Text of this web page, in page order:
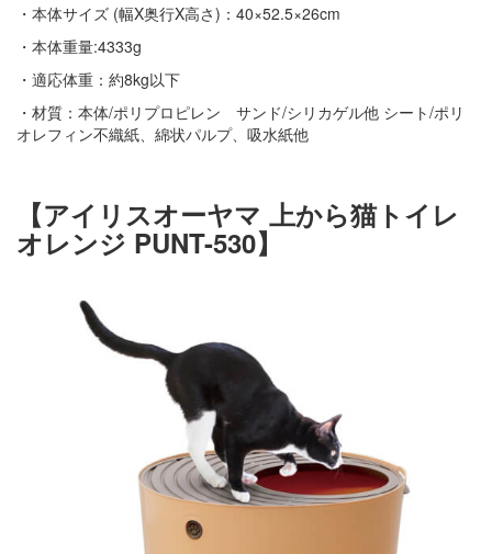
・本体サイズ (幅X奥行X高さ)：40×52.5×26cm
・本体重量:4333g
・適応体重：約8kg以下
・材質：本体/ポリプロピレン サンド/シリカゲル他 シート/ポリ
オレフィン不織紙、綿状パルプ、吸水紙他
【アイリスオーヤマ 上から猫トイレ
オレンジ PUNT-530】